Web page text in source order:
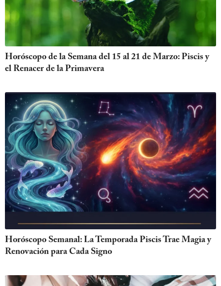
Horóscopo de la Semana del 15 al 21 de Marzo: Piscis y
el Renacer de la Primavera
Horóscopo Semanal: La Temporada Piscis Trae Magia y
Renovación para Cada Signo